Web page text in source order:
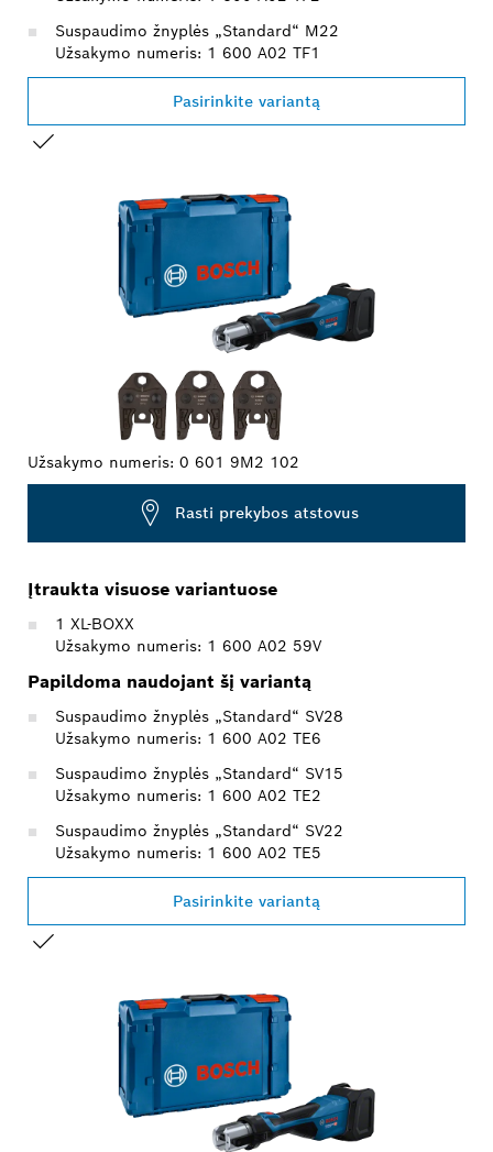
Suspaudimo žnyplės „Standard“ M22
Užsakymo numeris: 1 600 A02 TF1
Pasirinkite variantą
Užsakymo numeris: 0 601 9M2 102
Rasti prekybos atstovus
Įtraukta visuose variantuose
1 XL-BOXX
Užsakymo numeris: 1 600 A02 59V
Papildoma naudojant šį variantą
Suspaudimo žnyplės „Standard“ SV28
Užsakymo numeris: 1 600 A02 TE6
Suspaudimo žnyplės „Standard“ SV15
Užsakymo numeris: 1 600 A02 TE2
Suspaudimo žnyplės „Standard“ SV22
Užsakymo numeris: 1 600 A02 TE5
Pasirinkite variantą